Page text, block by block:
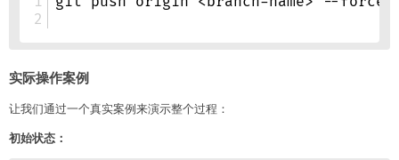
实际操作案例
让我们通过一个真实案例来演示整个过程：
初始状态：